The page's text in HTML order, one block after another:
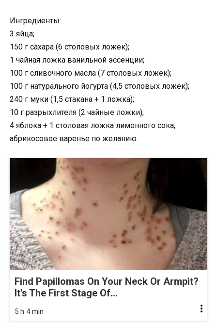
Ингредиенты:
3 яйца;
150 г сахара (6 столовых ложек);
1 чайная ложка ванильной эссенции;
100 г сливочного масла (7 столовых ложек);
100 г натурального йогурта (4,5 столовых ложек);
240 г муки (1,5 стакана + 1 ложка);
10 г разрыхлителя (2 чайные ложки);
4 яблока + 1 столовая ложка лимонного сока;
абрикосовое варенье по желанию.
Find Papillomas On Your Neck Or Armpit?
It's The First Stage Of...
5 h 4 min